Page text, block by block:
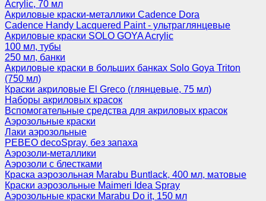
Acrylic, 70 мл
Акриловые краски-металлики Cadence Dora
Cadence Handy Lacquered Paint - ультраглянцевые
Акриловые краски SOLO GOYA Acrylic
100 мл, тубы
250 мл, банки
Акриловые краски в больших банках Solo Goya Triton
(750 мл)
Краски акриловые El Greco (глянцевые, 75 мл)
Наборы акриловых красок
Вспомогательные средства для акриловых красок
Аэрозольные краски
Лаки аэрозольные
PEBEO decoSpray, без запаха
Аэрозоли-металлики
Аэрозоли с блестками
Краска аэрозольная Marabu Buntlack, 400 мл, матовые
Краски аэрозольные Maimeri Idea Spray
Аэрозольные краски Marabu Do it, 150 мл